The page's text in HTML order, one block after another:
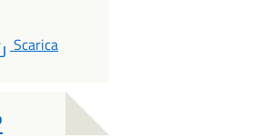
PDF
Scarica